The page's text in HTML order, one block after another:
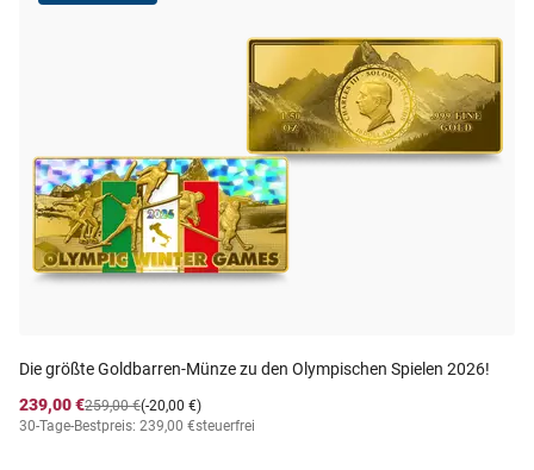
Die größte Goldbarren-Münze zu den Olympischen Spielen 2026!
239,00 €
(-20,00 €)
259,00 €
30-Tage-Bestpreis: 239,00 €steuerfrei